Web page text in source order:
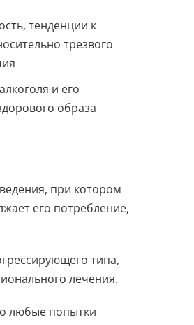
тенденции к
трезвого
и его
образа
при котором
его потребление,
типа,
лечения.
любые попытки